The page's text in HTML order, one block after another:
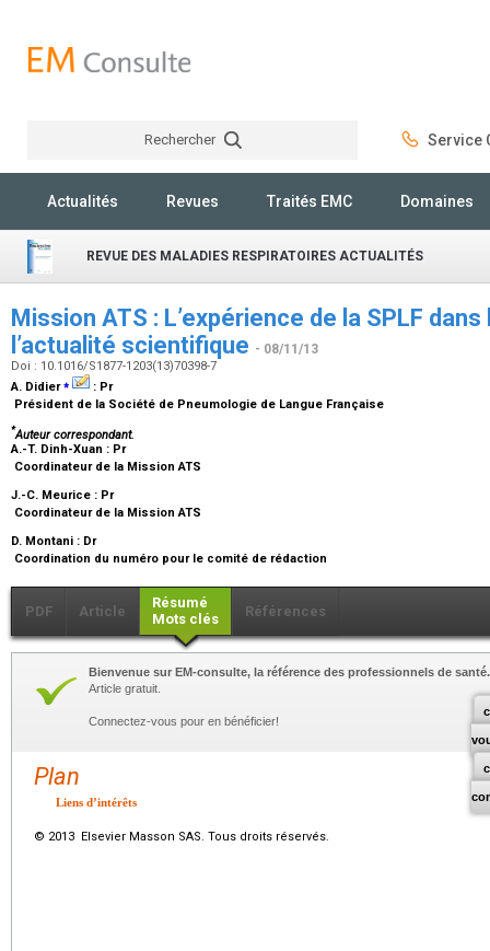
Rechercher Service
Actualités Revues Traités EMC Domaines
REVUE DES MALADIES RESPIRATOIRES ACTUALITÉS
Mission ATS : L’expérience de la SPLF
l’actualité scientifique - 08/11/13
Doi : 10.1016/S1877-1203(13)70398-7
A. Didier⁎ : Pr
Président de la Société de Pneumologie de Langue Française
*Auteur correspondant.
A.-T. Dinh-Xuan : Pr
Coordinateur de la Mission ATS
J.-C. Meurice : Pr
Coordinateur de la Mission ATS
D. Montani : Dr
Coordination du numéro pour le comité de rédaction
PDF Article
Résumé
Mots clés
Références
Bienvenue sur EM-consulte, la référence des professionnels de santé.
Article gratuit.
Connectez-vous pour en bénéficier!
Plan
Liens d’intérêts
© 2013 Elsevier Masson SAS. Tous droits réservés.